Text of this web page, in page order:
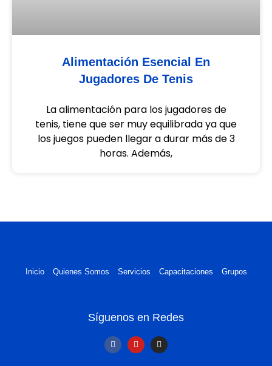
Alimentación Esencial En
Jugadores De Tenis
La alimentación para los jugadores de
tenis, tiene que ser muy equilibrada ya que
los juegos pueden llegar a durar más de 3
horas. Además,
Inicio Quienes Somos Servicios Capacitaciones Grupos
Síguenos en Redes
F
a
c
Y
o
u
I
n
s